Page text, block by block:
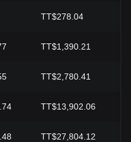
TT$278.04
TT$1,390.21
TT$2,780.41
TT$13,902.06
TT$27,804.12